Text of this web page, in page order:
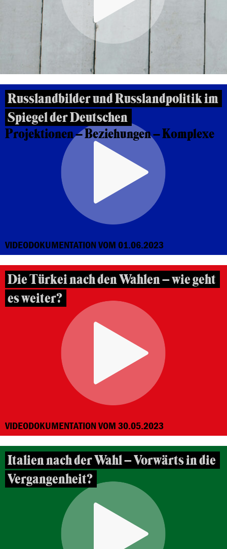
Russlandbilder und Russlandpolitik im
Spiegel der Deutschen
Projektionen – Beziehungen – Komplexe
VIDEODOKUMENTATION VOM 01.06.2023
Die Türkei nach den Wahlen – wie geht
es weiter?
VIDEODOKUMENTATION VOM 30.05.2023
Italien nach der Wahl – Vorwärts in die
Vergangenheit?